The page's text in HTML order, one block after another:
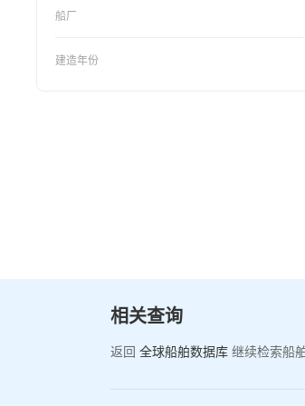
船厂
建造年份
相关查询
返回 全球船舶数据库 继续检索船